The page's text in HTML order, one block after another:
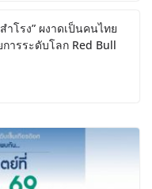
โรง” ผงาดเป็นคนไทย
ารระดับโลก Red Bull